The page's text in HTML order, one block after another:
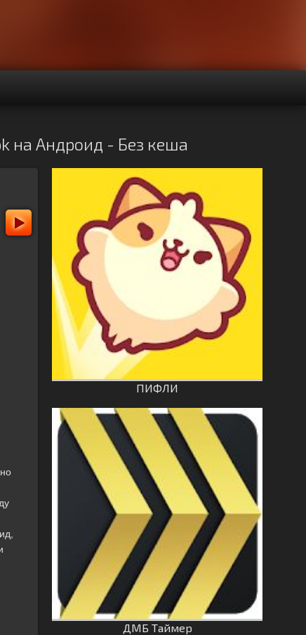
на Андроид - Без кеша
ПИФЛИ
ДМБ Таймер